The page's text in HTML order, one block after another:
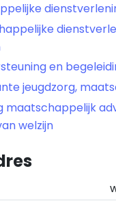
en
jeugdzorg,
maatschappelijk
welzijn